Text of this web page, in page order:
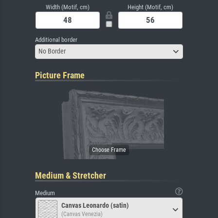
Width (Motif, cm) Height (Motif, cm)
Additional border
No Border
Picture Frame
Medium & Stretcher
Medium
Canvas Leonardo (satin)
(Canvas Venezia)